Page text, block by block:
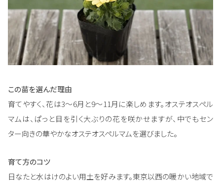
この苗を選んだ理由
育てやすく、花は3～6月と9～11月に楽しめます。オステオスペル
マムは、ぱっと目を引く大ぶりの花を咲かせますが、中でもセン
ター向きの華やかなオステオスペルマムを選びました。
育て方のコツ
日なたと水はけのよい用土を好みます。東京以西の暖かい地域で